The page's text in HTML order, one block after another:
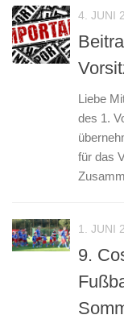
4. JUNI
Liebe
des 1.
für das
1. JUNI
9.